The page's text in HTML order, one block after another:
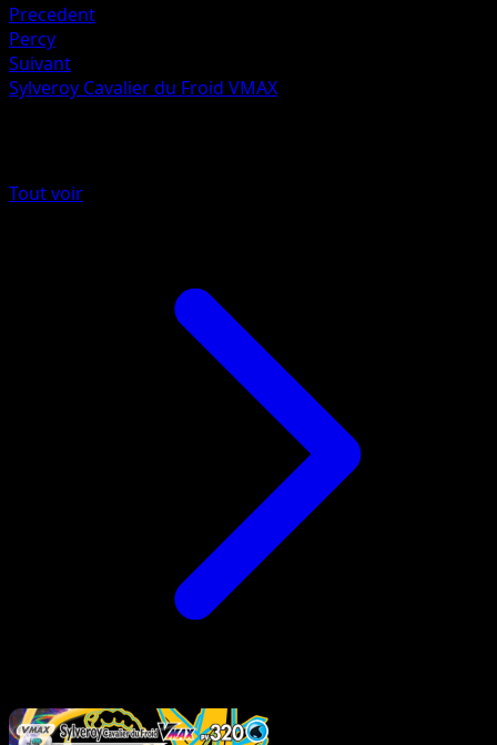
Precedent
Percy
Suivant
Sylveroy Cavalier du Froid VMAX
Tout voir